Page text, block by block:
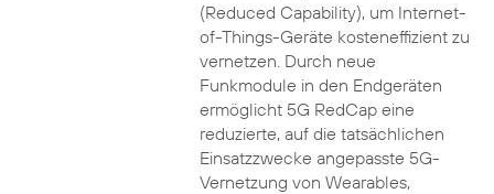
(Reduced Capability), um Internet-
of-Things-Geräte kosteneffizient zu
vernetzen. Durch neue
Funkmodule in den Endgeräten
ermöglicht 5G RedCap eine
reduzierte, auf die tatsächlichen
Einsatzzwecke angepasste 5G-
Vernetzung von Wearables,